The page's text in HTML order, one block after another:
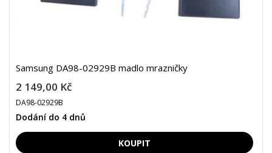
Samsung DA98-02929B madlo mrazničky
2 149,00 Kč
DA98-02929B
Dodání do 4 dnů